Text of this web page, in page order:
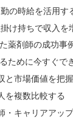
の時給を活用す
け持ちで収入を
薬剤師の成功事
ために今すぐで
と市場価値を把
を複数比較する
・キャリアアッ